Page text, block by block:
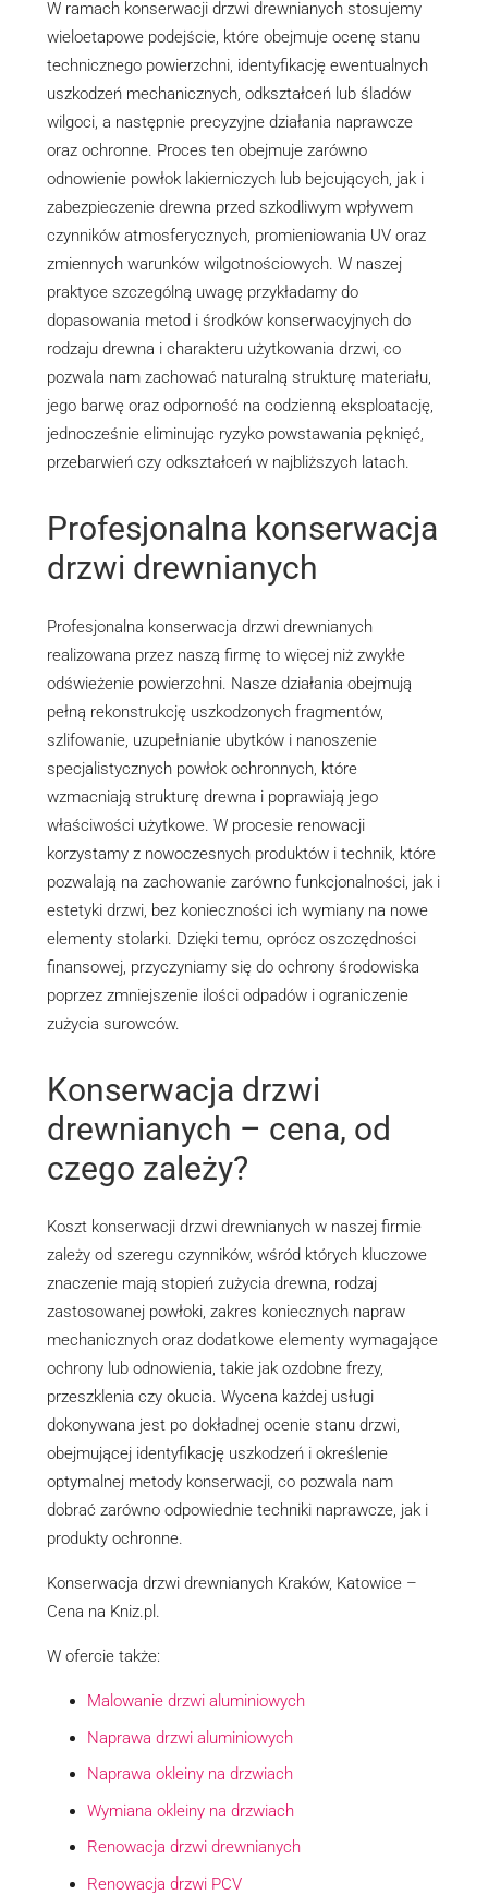
W ramach konserwacji drzwi drewnianych stosujemy
wieloetapowe podejście, które obejmuje ocenę stanu
technicznego powierzchni, identyfikację ewentualnych
uszkodzeń mechanicznych, odkształceń lub śladów
wilgoci, a następnie precyzyjne działania naprawcze
oraz ochronne. Proces ten obejmuje zarówno
odnowienie powłok lakierniczych lub bejcujących, jak i
zabezpieczenie drewna przed szkodliwym wpływem
czynników atmosferycznych, promieniowania UV oraz
zmiennych warunków wilgotnościowych. W naszej
praktyce szczególną uwagę przykładamy do
dopasowania metod i środków konserwacyjnych do
rodzaju drewna i charakteru użytkowania drzwi, co
pozwala nam zachować naturalną strukturę materiału,
jego barwę oraz odporność na codzienną eksploatację,
jednocześnie eliminując ryzyko powstawania pęknięć,
przebarwień czy odkształceń w najbliższych latach.
Profesjonalna konserwacja
drzwi drewnianych
Profesjonalna konserwacja drzwi drewnianych
realizowana przez naszą firmę to więcej niż zwykłe
odświeżenie powierzchni. Nasze działania obejmują
pełną rekonstrukcję uszkodzonych fragmentów,
szlifowanie, uzupełnianie ubytków i nanoszenie
specjalistycznych powłok ochronnych, które
wzmacniają strukturę drewna i poprawiają jego
właściwości użytkowe. W procesie renowacji
korzystamy z nowoczesnych produktów i technik, które
pozwalają na zachowanie zarówno funkcjonalności, jak i
estetyki drzwi, bez konieczności ich wymiany na nowe
elementy stolarki. Dzięki temu, oprócz oszczędności
finansowej, przyczyniamy się do ochrony środowiska
poprzez zmniejszenie ilości odpadów i ograniczenie
zużycia surowców.
Konserwacja drzwi
drewnianych – cena, od
czego zależy?
Koszt konserwacji drzwi drewnianych w naszej firmie
zależy od szeregu czynników, wśród których kluczowe
znaczenie mają stopień zużycia drewna, rodzaj
zastosowanej powłoki, zakres koniecznych napraw
mechanicznych oraz dodatkowe elementy wymagające
ochrony lub odnowienia, takie jak ozdobne frezy,
przeszklenia czy okucia. Wycena każdej usługi
dokonywana jest po dokładnej ocenie stanu drzwi,
obejmującej identyfikację uszkodzeń i określenie
optymalnej metody konserwacji, co pozwala nam
dobrać zarówno odpowiednie techniki naprawcze, jak i
produkty ochronne.
Konserwacja drzwi drewnianych Kraków, Katowice –
Cena na Kniz.pl.
W ofercie także:
Malowanie drzwi aluminiowych
Naprawa drzwi aluminiowych
Naprawa okleiny na drzwiach
Wymiana okleiny na drzwiach
Renowacja drzwi drewnianych
Renowacja drzwi PCV